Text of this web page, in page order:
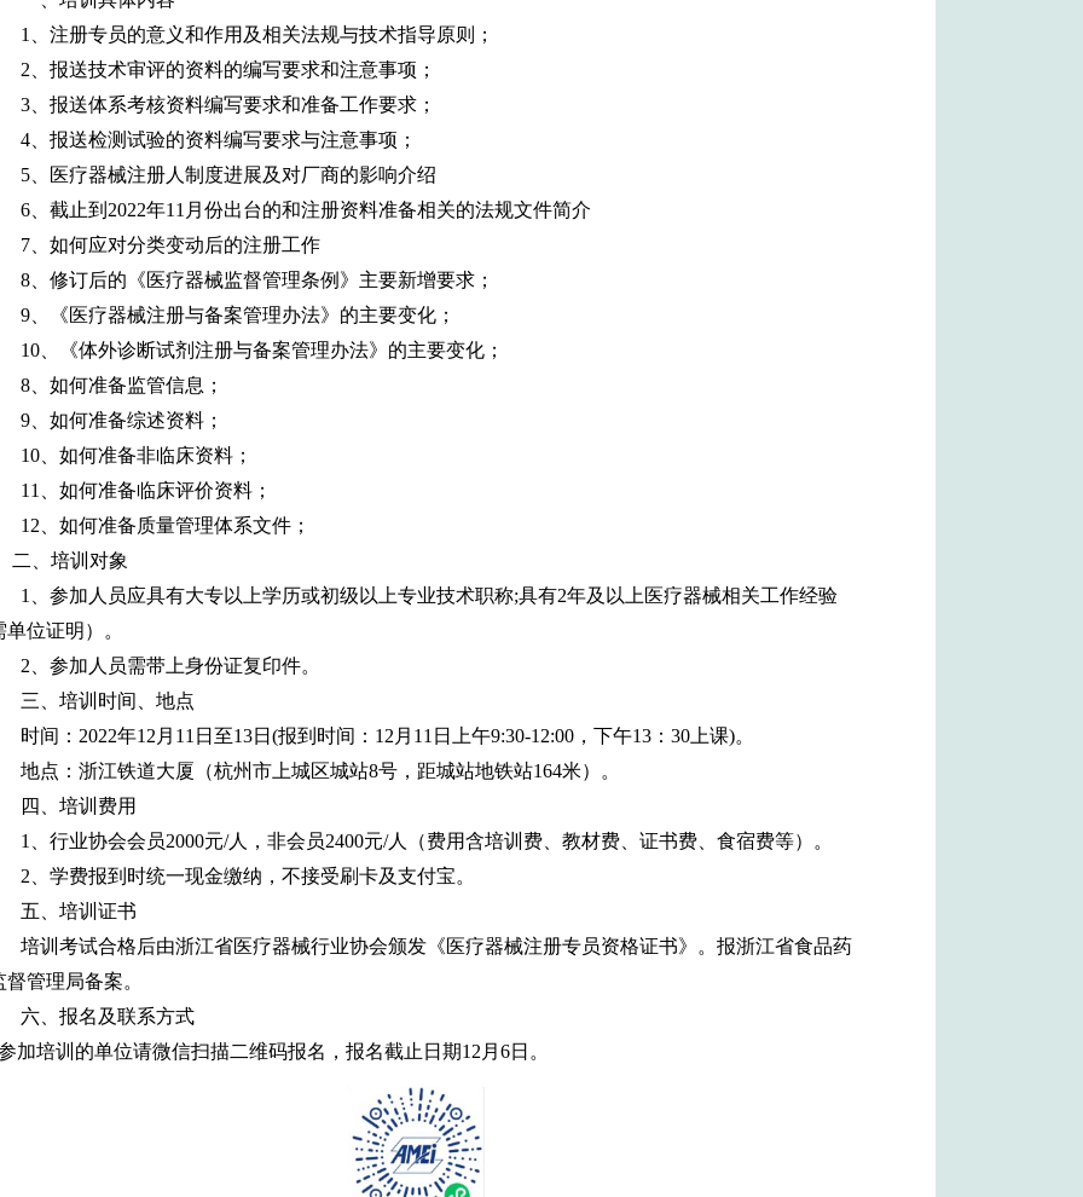
1
、注册专员的意义和作用及相关法规与技术指导原则；
2 、报送技术审评的资料的编写要求和注意事项；
3 、报送体系考核资料编写要求和准备工作要求；
4 、报送检测试验的资料编写要求与注意事项；
5 、医疗器械注册人制度进展及对厂商的影响介绍
6 、截止到2022年11月份出台的和注册资料准备相关的法规文件简介
7 、如何应对分类变动后的注册工作
8 、修订后的《医疗器械监督管理条例》主要新增要求；
9 、《医疗器械注册与备案管理办法》的主要变化；
10 、《体外诊断试剂注册与备案管理办法》的主要变化；
8 、如何准备监管信息；
9 、如何准备综述资料；
10 、如何准备非临床资料；
11
、如何准备临床评价资料；
12 、如何准备质量管理体系文件；
二、培训对象
1
、参加人员应具有大专以上学历或初级以上专业技术职称;具有2年及以上医疗器械相关工作经验
单位证明）。
2 、参加人员需带上身份证复印件。
三、培训时间、地点
时间：2022年12月11日至13日(报到时间：12月11日上午9:30-12:00，下午13：30上课)。
地点：浙江铁道大厦（杭州市上城区城站8号，距城站地铁站164米）。
四、培训费用
1
、行业协会会员2000元/人，非会员2400元/人（费用含培训费、教材费、证书费、食宿费等）。
2 、学费报到时统一现金缴纳，不接受刷卡及支付宝。
五、培训证书
培训考试合格后由浙江省医疗器械行业协会颁发《医疗器械注册专员资格证书》。报浙江省食品药
督管理局备案。
六、报名及联系方式
培训的单位请微信扫描二维码报名，报名截止日期12月6日。